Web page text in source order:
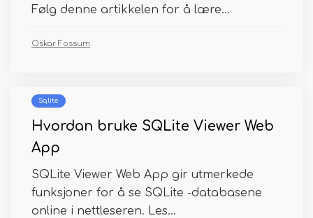
Følg denne artikkelen for å lære...
Oskar Fossum
Sqlite
Hvordan bruke SQLite Viewer Web
App
SQLite Viewer Web App gir utmerkede
funksjoner for å se SQLite -databasene
online i nettleseren. Les...